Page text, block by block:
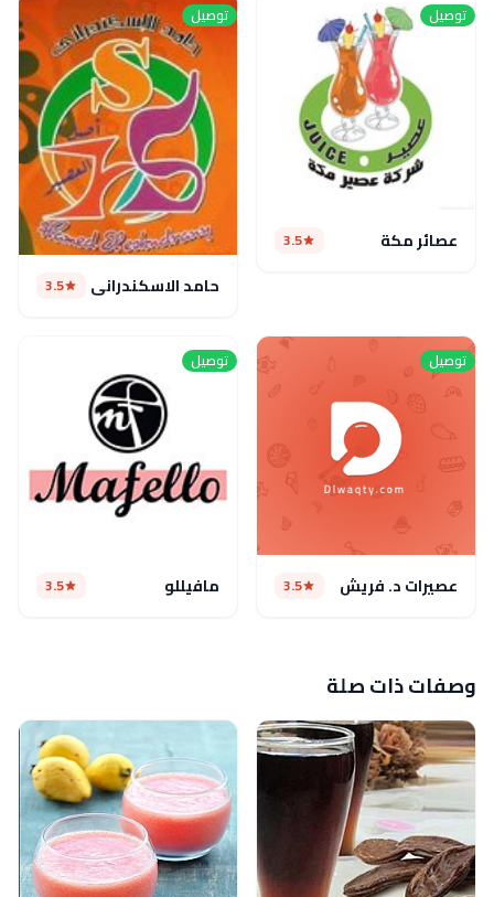
توصيل
عصائر مكة 3.5
توصيل
حامد الاسكندراني 3.5
توصيل
عصيرات د. فريش 3.5
توصيل
مافيللو 3.5
وصفات ذات صلة